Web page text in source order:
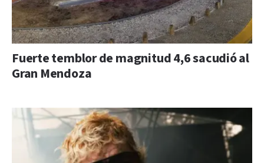
Fuerte temblor de magnitud 4,6 sacudió al
Gran Mendoza